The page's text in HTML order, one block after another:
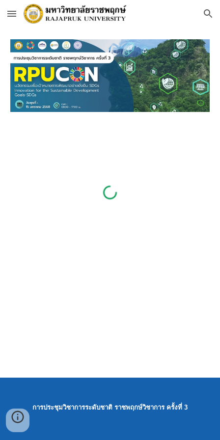
Skip to main content Skip to navigation
การประชุมวิชาการระดับชาติ ราชพฤกษ์วิชาการ ครั้งที่ 3